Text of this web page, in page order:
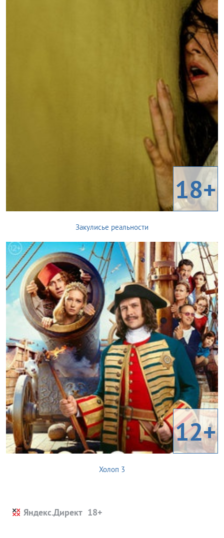
18+
Закулисье реальности
12+
Холоп 3
Яндекс.Директ